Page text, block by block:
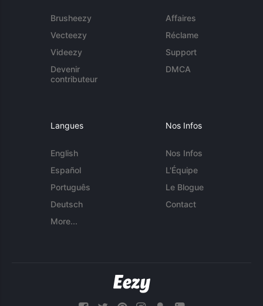
Brusheezy
Vecteezy
Videezy
Devenir
contributeur
Affaires
Réclame
Support
DMCA
Langues
English
Español
Português
Deutsch
More...
Nos Infos
Nos Infos
L'Équipe
Le Blogue
Contact